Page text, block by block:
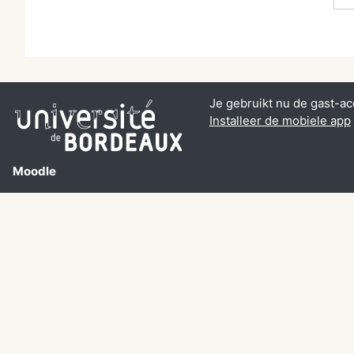
Moodle
Je gebruikt nu de gast-
Installeer de mobiele app